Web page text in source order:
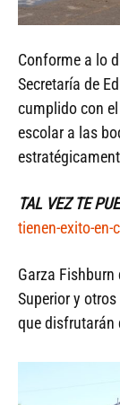
Conforme a lo
Secretaría de
cumplido con
escolar a las
TAL VEZ TE
tienen-exito-
Garza
Superior y
que disfrutarán